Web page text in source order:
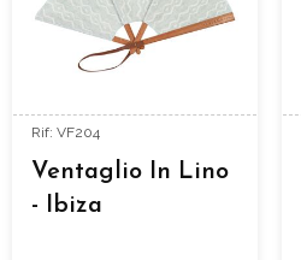
Rif: VF204
Ventaglio In Lino
- Ibiza